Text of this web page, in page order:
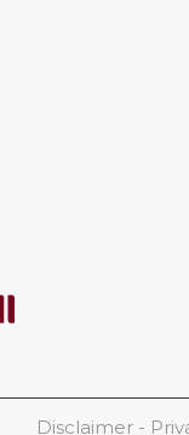
Disclaimer